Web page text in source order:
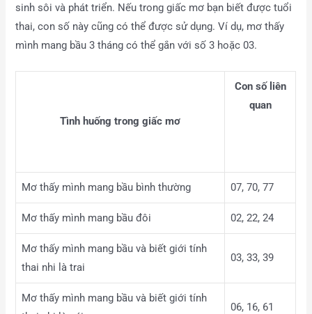
sinh sôi và phát triển. Nếu trong giấc mơ bạn biết được tuổi
thai, con số này cũng có thể được sử dụng. Ví dụ, mơ thấy
mình mang bầu 3 tháng có thể gắn với số 3 hoặc 03.
Tình huống trong giấc mơ
Con số liên
quan
Mơ thấy mình mang bầu bình thường 07, 70, 77
Mơ thấy mình mang bầu đôi 02, 22, 24
Mơ thấy mình mang bầu và biết giới tính
thai nhi là trai
03, 33, 39
Mơ thấy mình mang bầu và biết giới tính
06, 16, 61